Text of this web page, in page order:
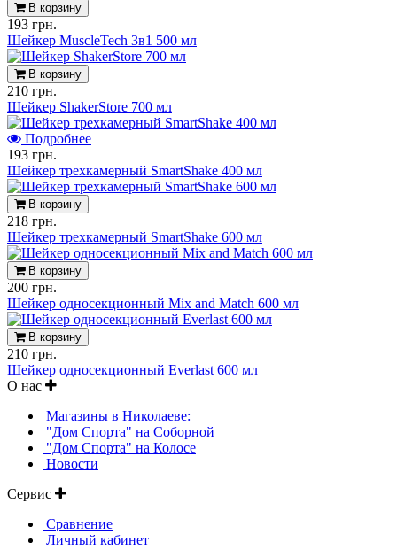
В корзину
193 грн.
Шейкер MuscleTech 3в1 500 мл
В корзину
210 грн.
Шейкер ShakerStore 700 мл
Подробнее
193 грн.
Шейкер трехкамерный SmartShake 400 мл
В корзину
218 грн.
Шейкер трехкамерный SmartShake 600 мл
В корзину
200 грн.
Шейкер односекционный Mix and Match 600 мл
В корзину
210 грн.
Шейкер односекционный Everlast 600 мл
О нас
Магазины в Николаеве:
"Дом Спорта" на Соборной
"Дом Спорта" на Колосе
Новости
Сервис
Сравнение
Личный кабинет